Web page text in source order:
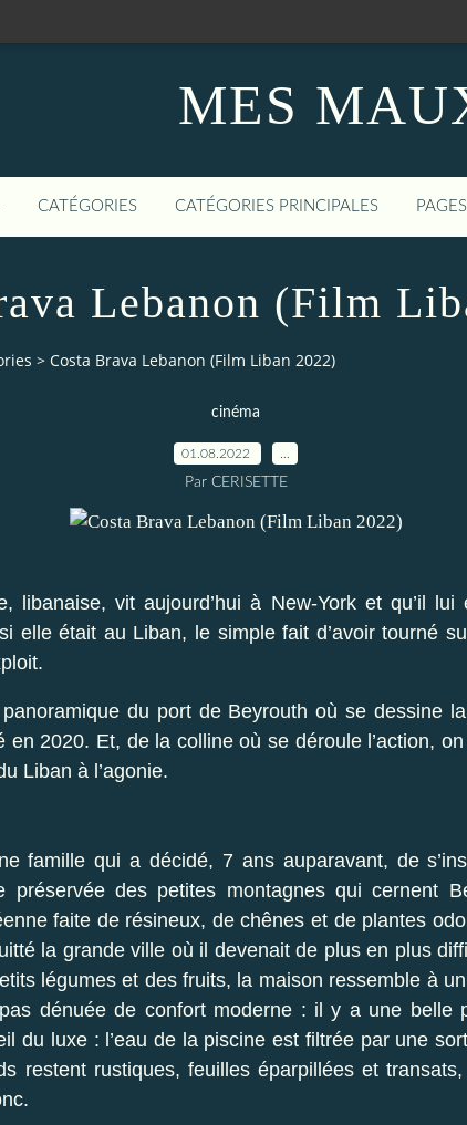
MES
CATÉGORIES CATÉGORIES PRINCIPALES PAGES
Lebanon (Film
> Costa Brava Lebanon (Film Liban 2022)
cinéma
01.08.2022
Par CERISETTE
libanaise, vit aujourd’hui à New-York et qu’il
elle était au Liban, le simple fait d’avoir tourné
du port de Beyrouth où se dessine
en 2020. Et, de la colline où se déroule l’action,
Liban à l’agonie.
famille qui a décidé, 7 ans auparavant, de
préservée des petites montagnes qui cernent
faite de résineux, de chênes et de plantes
la grande ville où il devenait de plus en plus
légumes et des fruits, la maison ressemble à
dénuée de confort moderne : il y a une belle
du luxe : l’eau de la piscine est filtrée par une
restent rustiques, feuilles éparpillées et